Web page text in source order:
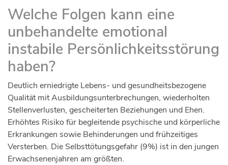
Welche Folgen kann eine
unbehandelte emotional
instabile Persönlichkeitsstörung
haben?
Deutlich erniedrigte Lebens- und gesundheitsbezogene
Qualität mit Ausbildungsunterbrechungen, wiederholten
Stellenverlusten, gescheiterten Beziehungen und Ehen.
Erhöhtes Risiko für begleitende psychische und körperliche
Erkrankungen sowie Behinderungen und frühzeitiges
Versterben. Die Selbsttötungsgefahr (9%) ist in den jungen
Erwachsenenjahren am größten.